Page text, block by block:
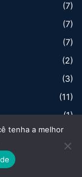
(7)
(7)
(7)
(2)
(3)
(11)
(1)
(5)
tenha a melhor